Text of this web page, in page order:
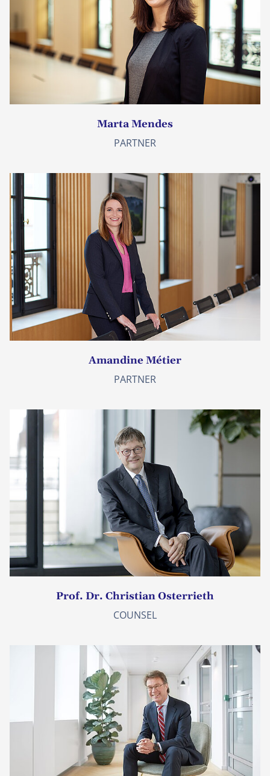
Marta Mendes
PARTNER
Amandine Métier
PARTNER
Prof. Dr. Christian Osterrieth
COUNSEL